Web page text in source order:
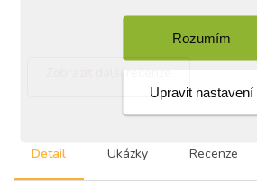
Rozumím
Upravit nastavení
Detail Ukázky Recenze